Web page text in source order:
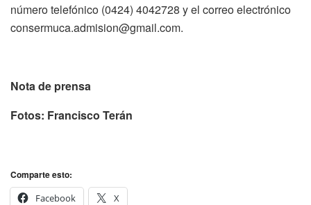
número telefónico (0424) 4042728 y el correo electrónico
consermuca.admision@gmail.com.
Nota de prensa
Fotos: Francisco Terán
Comparte esto:
Facebook
X